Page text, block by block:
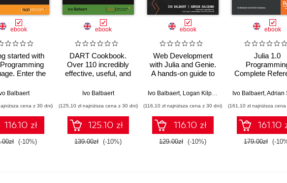
ebook
started with
Enter the
a high-
for technical
Balbaert
cena z 30 dni)
116.10 zł
(-10%)
ebook
DART Cookbook.
Over 110 incredibly
effective, useful, and
design Dart web
applications
Ivo Balbaert
(125,10 zł najniższa cena z 30 dni)
125.10 zł
139.00zł (-10%)
ebook
Web Development
with Julia and Genie.
A hands-on guide to
server-side web
Julia programming
language
Ivo Balbaert, Logan Kilpatrick
(116,10 zł najniższa cena z 30 dni)
116.10 zł
129.00zł (-10%)
ebook
Julia 1.0
Complete
Julia, a high-
language for
computing
Ivo Balbaert, Adrian
(161,10 zł najniższa
161.10
179.00zł (-